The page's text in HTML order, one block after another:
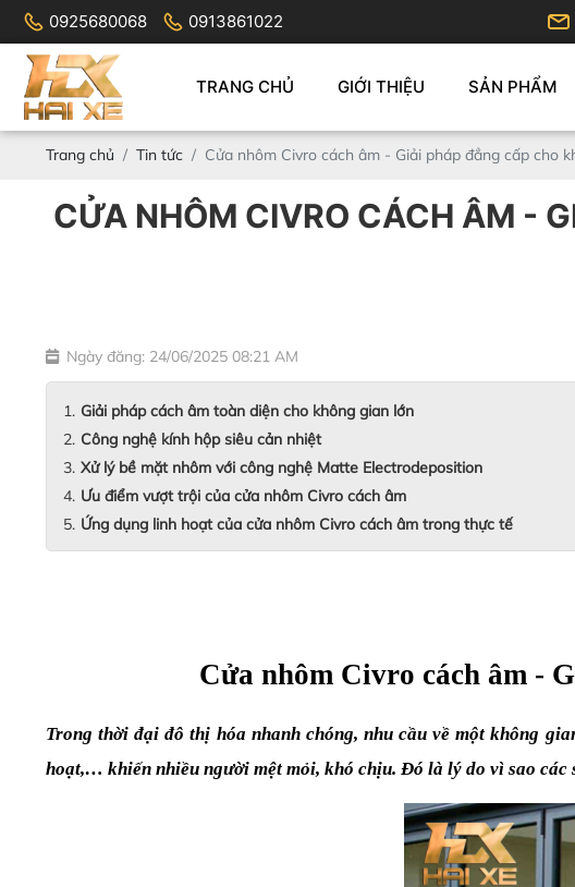
0925680068 0913861022
TRANG CHỦ GIỚI THIỆU SẢN PHẨM
Trang chủ Tin tức Cửa nhôm Civro cách âm - Giải pháp đẳng cấp cho
CỬA NHÔM CIVRO CÁCH ÂM -
Ngày đăng: 24/06/2025 08:21 AM
Giải pháp cách âm toàn diện cho không gian lớn
Công nghệ kính hộp siêu cản nhiệt
Xử lý bề mặt nhôm với công nghệ Matte Electrodeposition
Ưu điểm vượt trội của cửa nhôm Civro cách âm
Ứng dụng linh hoạt của cửa nhôm Civro cách âm trong thực tế
Cửa nhôm Civro cách âm -
Trong thời đại đô thị hóa nhanh chóng, nhu cầu về một không
hoạt,… khiến nhiều người mệt mỏi, khó chịu. Đó là lý do vì sao